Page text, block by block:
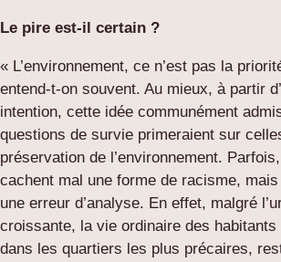
Le pire est-il certain ?
« L’environnement, ce n’est pas la
entend-t-on souvent. Au mieux, à partir
intention, cette idée communément
questions de survie primeraient sur
préservation de l’environnement.
cachent mal une forme de racisme,
une erreur d’analyse. En effet, malgré
croissante, la vie ordinaire des
dans les quartiers les plus précaires,